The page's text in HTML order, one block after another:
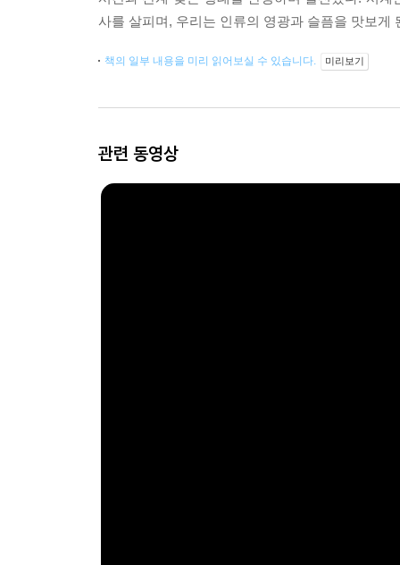
사를 살피며, 우리는 인류의 영광과 슬픔을 맛보
책의 일부 내용을 미리 읽어보실 수 있습니다. 미리보기
관련 동영상